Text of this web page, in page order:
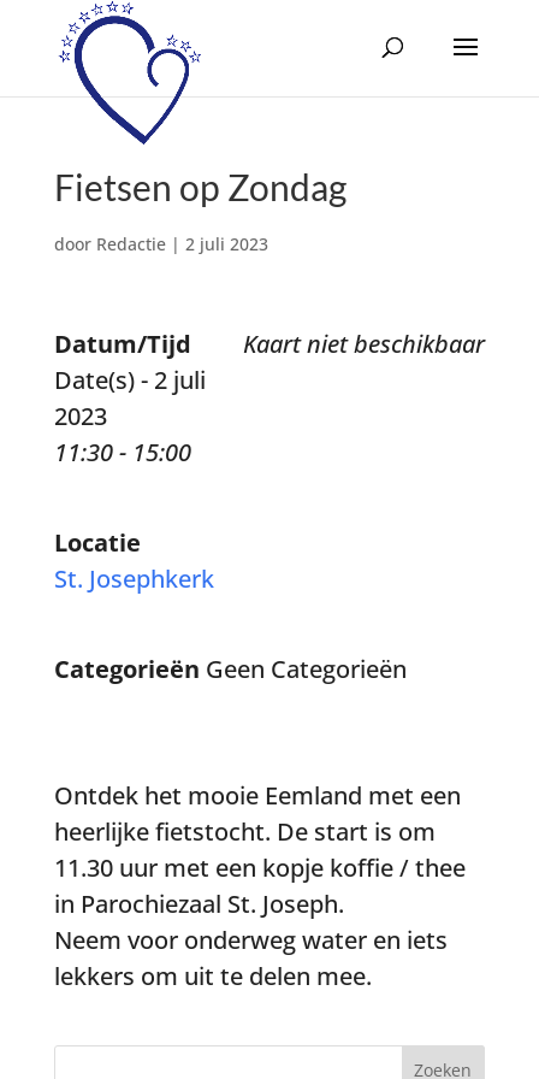
Fietsen op Zondag
door Redactie| 2 juli 2023
Kaart niet beschikbaar
Datum/Tijd
Date(s) - 2 juli
2023
11:30 - 15:00
Locatie
St. Josephkerk
Categorieën Geen Categorieën
Ontdek het mooie Eemland met een
heerlijke fietstocht. De start is om
11.30 uur met een kopje koffie / thee
in Parochiezaal St. Joseph.
Neem voor onderweg water en iets
lekkers om uit te delen mee.